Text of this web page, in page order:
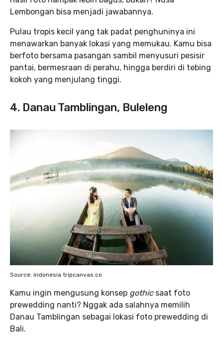
Lembongan bisa menjadi jawabannya.
Pulau tropis kecil yang tak padat penghuninya ini
menawarkan banyak lokasi yang memukau. Kamu bisa
berfoto bersama pasangan sambil menyusuri pesisir
pantai, bermesraan di perahu, hingga berdiri di tebing
kokoh yang menjulang tinggi.
4. Danau Tamblingan, Buleleng
Source: indonesia.tripcanvas.co
Kamu ingin mengusung konsep gothicsaat foto
prewedding nanti? Nggak ada salahnya memilih
Danau Tamblingan sebagai lokasi foto prewedding di
Bali.